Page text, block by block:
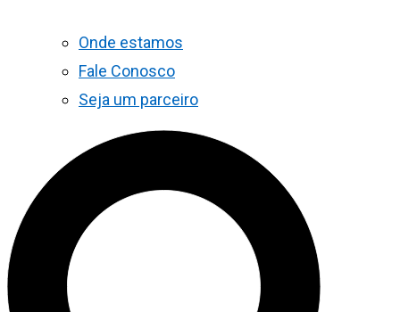
Onde estamos
Fale Conosco
Seja um parceiro